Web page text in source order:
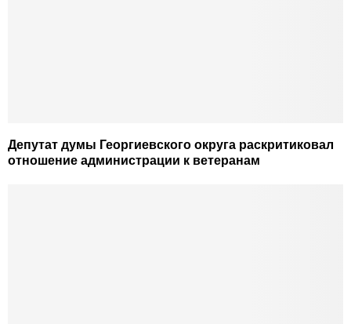
Депутат думы Георгиевского округа раскритиковал
отношение администрации к ветеранам